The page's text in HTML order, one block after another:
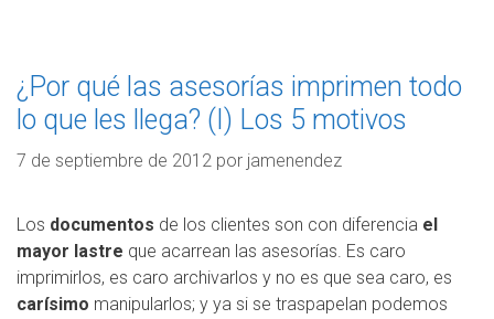
¿Por qué las asesorías imprimen todo
lo que les llega? (I) Los 5 motivos
7 de septiembre de 2012 por jamenendez
Los documentos de los clientes son con diferencia el
mayor lastre que acarrean las asesorías. Es caro
imprimirlos, es caro archivarlos y no es que sea caro, es
carísimo manipularlos; y ya si se traspapelan podemos